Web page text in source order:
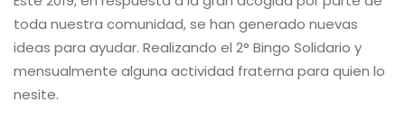
toda nuestra comunidad, se han generado nuevas
ideas para ayudar. Realizando el 2° Bingo Solidario y
mensualmente alguna actividad fraterna para quien lo
nesite.